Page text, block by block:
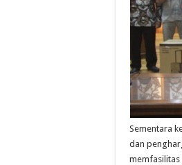
Sementara
dan